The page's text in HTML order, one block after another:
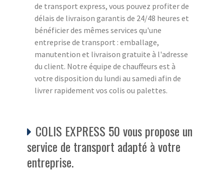
de transport express, vous pouvez profiter de
délais de livraison garantis de 24/48 heures et
bénéficier des mêmes services qu'une
entreprise de transport : emballage,
manutention et livraison gratuite à l'adresse
du client. Notre équipe de chauffeurs est à
votre disposition du lundi au samedi afin de
livrer rapidement vos colis ou palettes.
COLIS EXPRESS 50 vous propose un
service de transport adapté à votre
entreprise.